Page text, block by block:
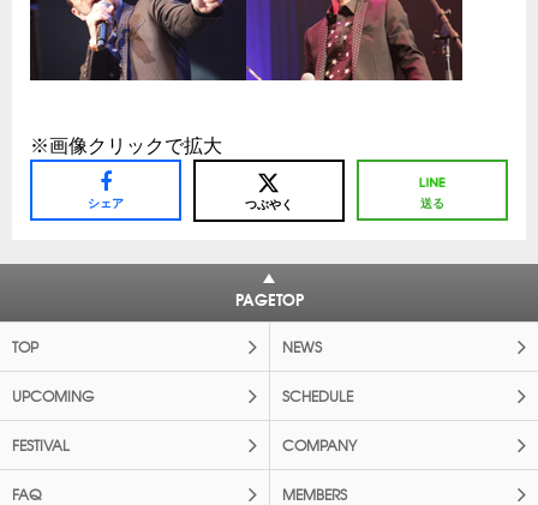
※画像クリックで拡大
シェア つぶやく 送る
PAGETOP
TOP NEWS
UPCOMING SCHEDULE
FESTIVAL COMPANY
FAQ MEMBERS